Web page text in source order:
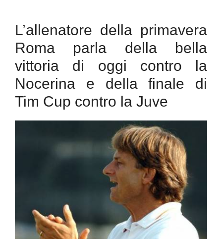
L’allenatore della primavera
Roma parla della bella
vittoria di oggi contro la
Nocerina e della finale di
Tim Cup contro la Juve